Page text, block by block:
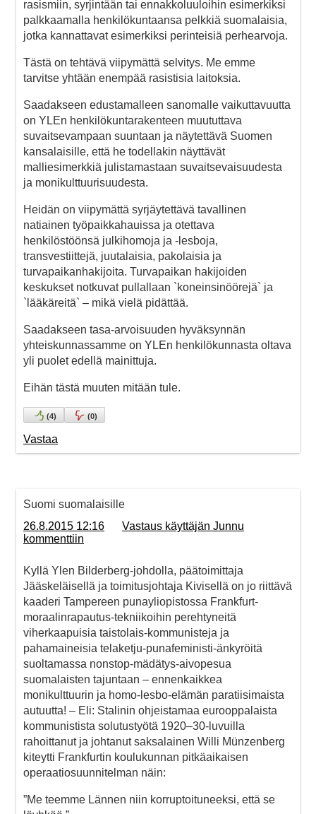
rasismiin, syrjintään tai ennakkoluuloihin esimerkiksi
palkkaamalla henkilökuntaansa pelkkiä suomalaisia,
jotka kannattavat esimerkiksi perinteisiä perhearvoja.
Tästä on tehtävä viipymättä selvitys. Me emme
tarvitse yhtään enempää rasistisia laitoksia.
Saadakseen edustamalleen sanomalle vaikuttavuutta
on YLEn henkilökuntarakenteen muututtava
suvaitsevampaan suuntaan ja näytettävä Suomen
kansalaisille, että he todellakin näyttävät
malliesimerkkiä julistamastaan suvaitsevaisuudesta
ja monikulttuurisuudesta.
Heidän on viipymättä syrjäytettävä tavallinen
natiainen työpaikkahauissa ja otettava
henkilöstöönsä julkihomoja ja -lesboja,
transvestiittejä, juutalaisia, pakolaisia ja
turvapaikanhakijoita. Turvapaikan hakijoiden
keskukset notkuvat pullallaan `koneinsinöörejä` ja
`lääkäreitä` – mikä vielä pidättää.
Saadakseen tasa-arvoisuuden hyväksynnän
yhteiskunnassamme on YLEn henkilökunnasta oltava
yli puolet edellä mainittuja.
Eihän tästä muuten mitään tule.
(4) (0)
Vastaa
Suomi suomalaisille
26.8.2015 12:16
Vastaus käyttäjän Junnu
kommenttiin
Kyllä Ylen Bilderberg-johdolla, päätoimittaja
Jääskeläisellä ja toimitusjohtaja Kivisellä on jo riittävä
kaaderi Tampereen punayliopistossa Frankfurt-
moraalinrapautus-tekniikoihin perehtyneitä
viherkaapuisia taistolais-kommunisteja ja
pahamaineisia telaketju-punafeministi-änkyröitä
suoltamassa nonstop-mädätys-aivopesua
suomalaisten tajuntaan – ennenkaikkea
monikulttuurin ja homo-lesbo-elämän paratiisimaista
autuutta! – Eli: Stalinin ohjeistamaa eurooppalaista
kommunistista solutustyötä 1920–30-luvuilla
rahoittanut ja johtanut saksalainen Willi Münzenberg
kiteytti Frankfurtin koulukunnan pitkäaikaisen
operaatiosuunnitelman näin:
”Me teemme Lännen niin korruptoituneeksi, että se